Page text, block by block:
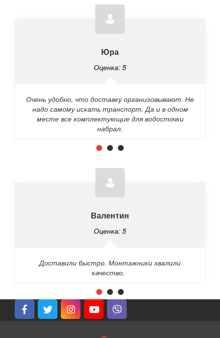
Юра
Оценка: 5
Очень удобно, что доставку организовывают. Не
надо самому искать транспорт. Да и в одном
месте все комплектующие для водосточки
набрал.
Валентин
Оценка: 5
Доставили быстро. Монтажники хвалили
качество.